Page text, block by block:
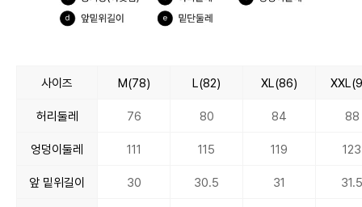
사이즈 M(78) L(82) XL(86)
허리둘레 76 80 84 88
엉덩이둘레 111 115 119 123
앞 밑위길이 30 30.5 31